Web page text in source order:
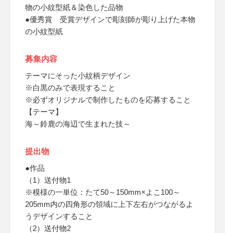
物の小紋型紙＆染色した品物
●優秀賞 受賞デザインで彫刻師が彫り上げた本物
の小紋型紙
募集内容
テーマにそった小紋柄デザイン
※白黒のみで表現すること
※必ずオリジナルで制作したものを応募すること
【テーマ】
海～鈴鹿の海辺で生まれた技～
提出物
●作品
（1）送付物1
※模様の一単位：たて50～150mm×よこ100～
205mm内の四角形の領域に上下左右がつながるよ
うデザインすること
（2）送付物2